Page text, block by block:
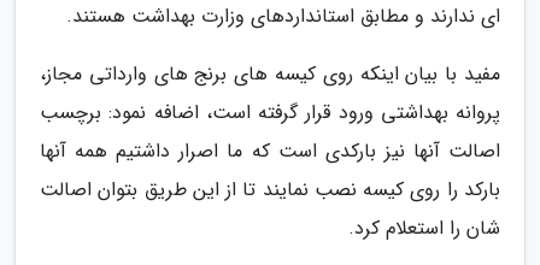
ای ندارند و مطابق استانداردهای وزارت بهداشت هستند.
مفید با بیان اینکه روی کیسه های برنج های وارداتی مجاز،
پروانه بهداشتی ورود قرار گرفته است، اضافه نمود: برچسب
اصالت آنها نیز بارکدی است که ما اصرار داشتیم همه آنها
بارکد را روی کیسه نصب نمایند تا از این طریق بتوان اصالت
شان را استعلام کرد.